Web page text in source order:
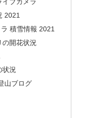
2021
積雪情報 2021
開花状況
状況
山ブログ